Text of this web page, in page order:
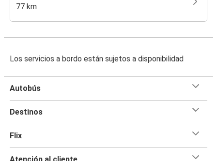
77 km
Los servicios a bordo están sujetos a disponibilidad
Autobús
Destinos
Flix
Atención al cliente